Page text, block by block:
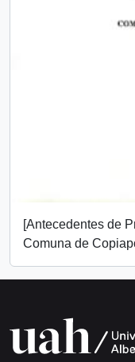
[Antecedentes de
Comuna de